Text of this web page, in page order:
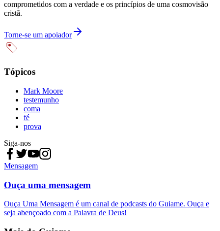
comprometidos com a verdade e os princípios de uma cosmovisão
cristã.
Torne-se um apoiador
Tópicos
Mark Moore
testemunho
coma
fé
prova
Siga-nos
Mensagem
Ouça uma mensagem
Ouça Uma Mensagem é um canal de podcasts do Guiame. Ouça e
seja abençoado com a Palavra de Deus!